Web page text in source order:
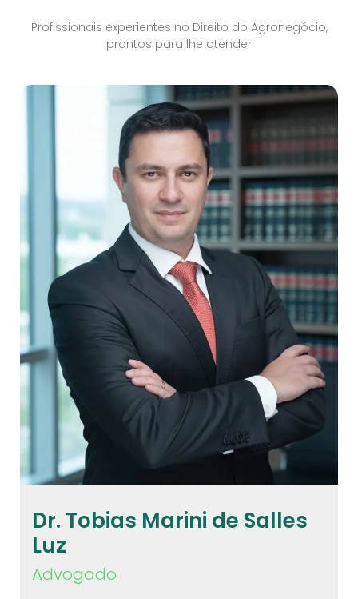
Profissionais experientes no Direito do Agronegócio,
prontos para lhe atender
Dr. Tobias Marini de Salles
Luz
Advogado